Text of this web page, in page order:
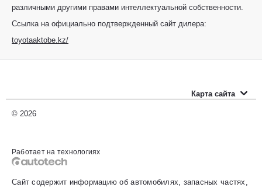
различными другими правами интеллектуальной собственности.
Ссылка на официально подтвержденный сайт дилера:
toyotaaktobe.kz/
Карта сайта
Новые автомобили
Автомобили с пробегом
Оценить свой авто
© 2026
Работает на технологиях
Сайт содержит информацию об автомобилях, запасных частях,